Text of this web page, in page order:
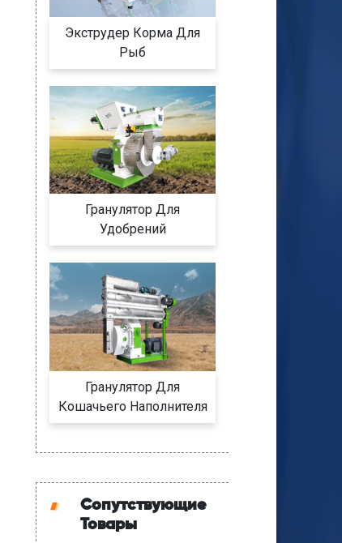
Экструдер Корма Для
Рыб
Гранулятор Для
Удобрений
Гранулятор Для
Кошачьего Наполнителя
Сопутствующие
Товары